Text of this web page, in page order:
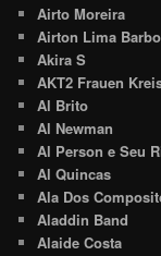
Airto Moreira
Airton Lima
Akira S
AKT2 Frauen
Al Brito
Al Newman
Al Person e Seu
Al Quincas
Ala Dos
Aladdin Band
Alaide Costa